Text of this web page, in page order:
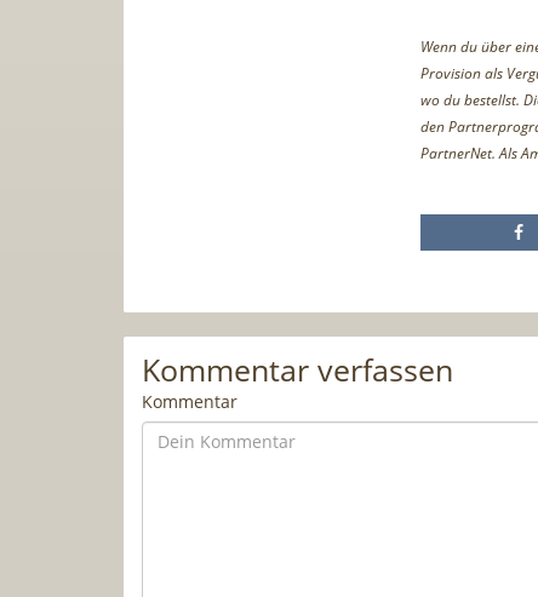
Wenn du über
Provision als
wo du bestellst.
den
PartnerNet. Als
Kommentar verfassen
Kommentar